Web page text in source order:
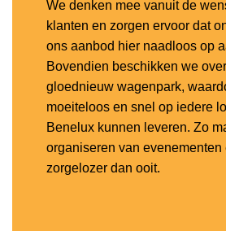
We denken mee vanuit de
klanten en zorgen ervoor dat
ons aanbod hier naadloos op
Bovendien beschikken we
gloednieuw wagenpark,
moeiteloos en snel op iedere
Benelux kunnen leveren. Zo
organiseren van evenementen
zorgelozer dan ooit.